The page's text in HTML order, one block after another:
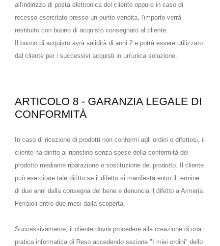
all'indirizzo di posta elettronica del cliente oppure in caso di
recesso esercitato presso un punto vendita, l'importo verrà
restituito con buono di acquisto consegnato al cliente.
Il buono di acquisto avrà validità di anni 2 e potrà essere utilizzato
dal cliente per i successivi acquisti in un'unica soluzione.
ARTICOLO 8 - GARANZIA LEGALE DI
CONFORMITÀ
In caso di ricezione di prodotti non conformi agli ordini o difettosi, il
cliente ha diritto al ripristino senza spese della conformità del
prodotto mediante riparazione o sostituzione del prodotto. Il cliente
può esercitare tale diritto se il difetto si manifesta entro il termine
di due anni dalla consegna del bene e denuncia il difetto a Armeria
Ferraioli entro due mesi dalla scoperta.
Successivamente, il cliente dovrà procedere alla creazione di una
pratica informatica di Reso accedendo sezione "I miei ordini" dello